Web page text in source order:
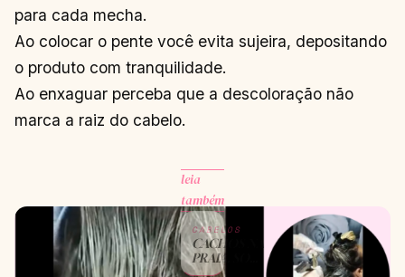
para cada mecha.
Ao colocar o pente você evita sujeira, depositando
o produto com tranquilidade.
Ao enxaguar perceba que a descoloração não
marca a raiz do cabelo.
leia
também
CABELOS
CACHOS NA
PRAIA, SOL,
MAR E